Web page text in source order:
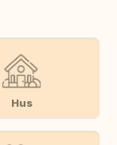
Hus